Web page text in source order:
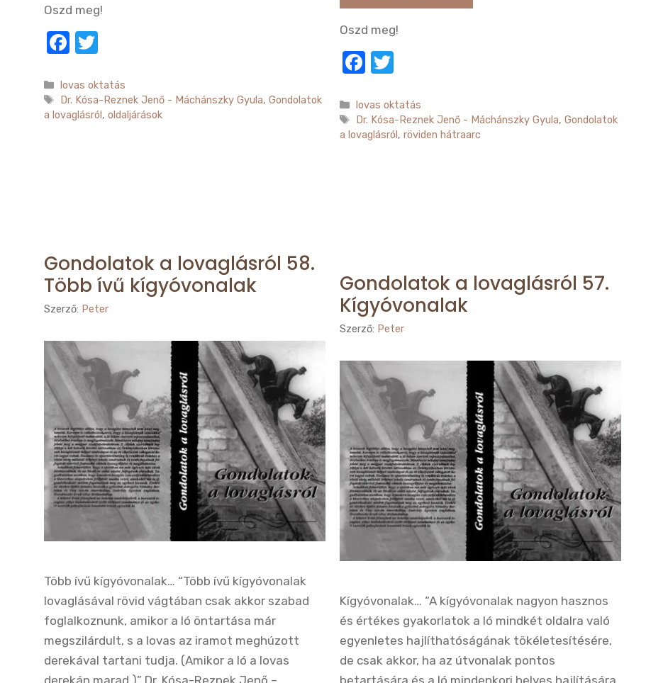
Oszd meg!
F
c
e
it
te
Kategória
lovas oktatás
Címkék
Dr. Kósa-Reznek Jenő - Máchánszky Gyula,Gondolatok
a lovaglásról, oldaljárások
Oszd meg!
F
c
e
it
te
Kategória
lovas oktatás
Címkék
Dr. Kósa-Reznek Jenő - Máchánszky Gyula,Gondolatok
a lovaglásról, röviden hátraarc
Gondolatok a lovaglásról 58.
Több ívű kígyóvonalak
Szerző: Peter
Több ívű kígyóvonalak… “Több ívű kígyóvonalak
lovaglásával rövid vágtában csak akkor szabad
foglalkoznunk, amikor a ló öntartása már
megszilárdult, s a lovas az iramot meghúzott
derekával tartani tudja. (Amikor a ló a lovas
Gondolatok a lovaglásról 57.
Kígyóvonalak
Szerző: Peter
Kígyóvonalak… “A kígyóvonalak nagyon hasznos
és értékes gyakorlatok a ló mindkét oldalra való
egyenletes hajlíthatóságának tökéletesítésére,
de csak akkor, ha az útvonalak pontos